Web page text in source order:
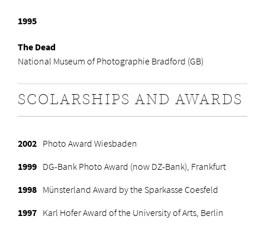
1995
The Dead
National Museum of Photographie Bradford (GB)
SCOLARSHIPS AND AWARDS
2002 Photo Award Wiesbaden
1999 DG-Bank Photo Award (now DZ-Bank), Frankfurt
1998 Münsterland Award by the Sparkasse Coesfeld
1997 Karl HoferAward of the University of Arts, Berlin